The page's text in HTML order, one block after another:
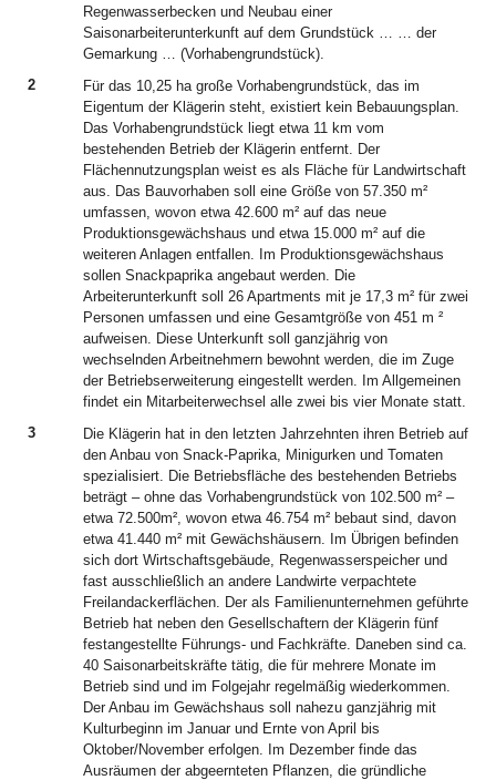
Regenwasserbecken und Neubau einer
Saisonarbeiterunterkunft auf dem Grundstück … … der
Gemarkung … (Vorhabengrundstück).
2
Für das 10,25 ha große Vorhabengrundstück, das im
Eigentum der Klägerin steht, existiert kein Bebauungsplan.
Das Vorhabengrundstück liegt etwa 11 km vom
bestehenden Betrieb der Klägerin entfernt. Der
Flächennutzungsplan weist es als Fläche für Landwirtschaft
aus. Das Bauvorhaben soll eine Größe von 57.350 m²
umfassen, wovon etwa 42.600 m² auf das neue
Produktionsgewächshaus und etwa 15.000 m² auf die
weiteren Anlagen entfallen. Im Produktionsgewächshaus
sollen Snackpaprika angebaut werden. Die
Arbeiterunterkunft soll 26 Apartments mit je 17,3 m² für zwei
Personen umfassen und eine Gesamtgröße von 451 m ²
aufweisen. Diese Unterkunft soll ganzjährig von
wechselnden Arbeitnehmern bewohnt werden, die im Zuge
der Betriebserweiterung eingestellt werden. Im Allgemeinen
findet ein Mitarbeiterwechsel alle zwei bis vier Monate statt.
3
Die Klägerin hat in den letzten Jahrzehnten ihren Betrieb auf
den Anbau von Snack-Paprika, Minigurken und Tomaten
spezialisiert. Die Betriebsfläche des bestehenden Betriebs
beträgt – ohne das Vorhabengrundstück von 102.500 m² –
etwa 72.500m², wovon etwa 46.754 m² bebaut sind, davon
etwa 41.440 m² mit Gewächshäusern. Im Übrigen befinden
sich dort Wirtschaftsgebäude, Regenwasserspeicher und
fast ausschließlich an andere Landwirte verpachtete
Freilandackerflächen. Der als Familienunternehmen geführte
Betrieb hat neben den Gesellschaftern der Klägerin fünf
festangestellte Führungs- und Fachkräfte. Daneben sind ca.
40 Saisonarbeitskräfte tätig, die für mehrere Monate im
Betrieb sind und im Folgejahr regelmäßig wiederkommen.
Der Anbau im Gewächshaus soll nahezu ganzjährig mit
Kulturbeginn im Januar und Ernte von April bis
Oktober/November erfolgen. Im Dezember finde das
Ausräumen der abgeernteten Pflanzen, die gründliche